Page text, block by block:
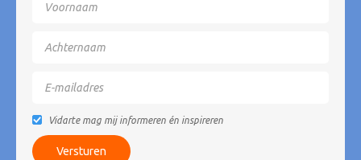
Vidarte mag mij informeren én inspireren